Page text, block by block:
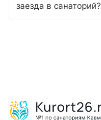
заезда в санаторий?